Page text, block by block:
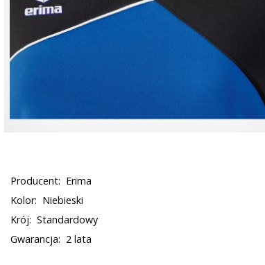
Producent: Erima
Kolor: Niebieski
Krój: Standardowy
Gwarancja: 2 lata